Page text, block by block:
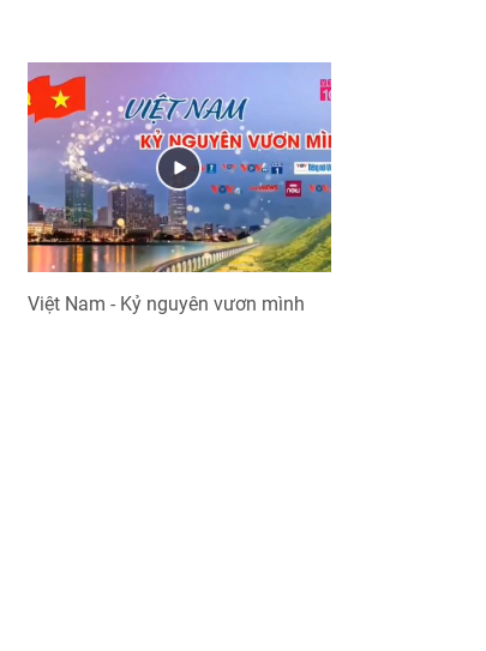
Việt Nam - Kỷ nguyên vươn mình